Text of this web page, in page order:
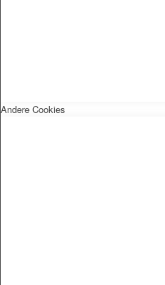
Andere Cookies